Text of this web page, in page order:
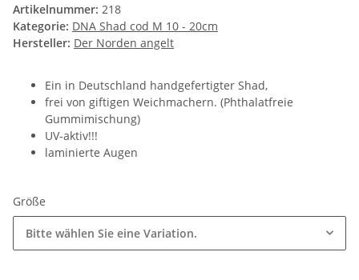
Artikelnummer: 218
Kategorie: DNA Shad cod M 10 - 20cm
Hersteller: Der Norden angelt
Ein in Deutschland handgefertigter Shad,
frei von giftigen Weichmachern. (Phthalatfreie
Gummimischung)
UV-aktiv!!!
laminierte Augen
Größe
Bitte wählen Sie eine Variation.